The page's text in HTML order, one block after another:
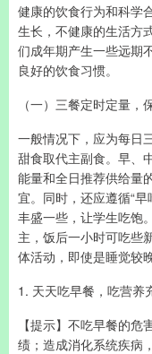
健康的饮食行为和科学
生长，不健康的生活方
们成年期产生一些远期
良好的饮食习惯。
（一）三餐定时定量
一般情况下，应为每日
甜食取代主副食。早、
能量和全日推荐供给量
宜。同时，还应遵循“
丰盛一些，让学生吃饱
主，饭后一小时可吃些
体活动，即使是睡觉较
1. 天天吃早餐，吃营养
【提示】不吃早餐的
绩；造成消化系统疾病，